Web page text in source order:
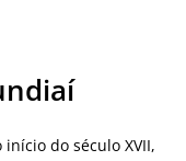
do século XVII,